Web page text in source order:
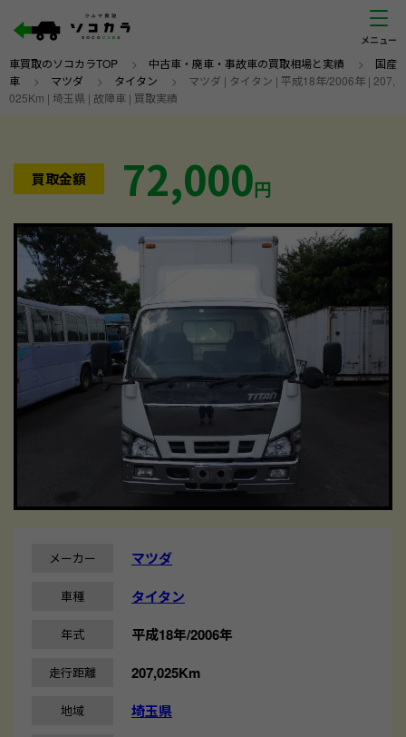
車買取のソコカラTOP > 中古車・廃車・事故車の買取相場と実績 > 国産
車 > マツダ > タイタン > マツダ | タイタン | 平成18年/2006年 | 207,
025Km | 埼玉県 | 故障車 | 買取実績
買取金額 72,000円
メーカー マツダ
車種 タイタン
年式 平成18年/2006年
走行距離 207,025Km
地域 埼玉県